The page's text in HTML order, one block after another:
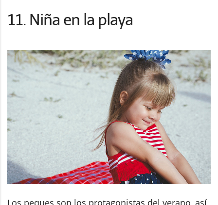
11. Niña en la playa
Los peques son los protagonistas del verano, así